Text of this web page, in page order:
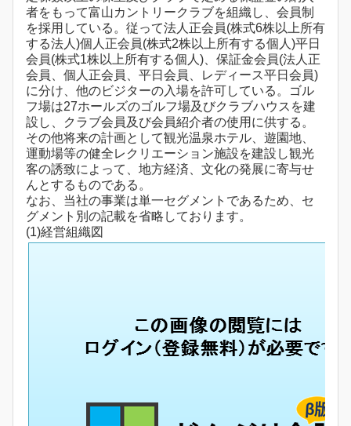
者をもって富山カントリークラブを組織し、会員制
を採用している。従って法人正会員(株式6株以上所有
する法人)個人正会員(株式2株以上所有する個人)平日
会員(株式1株以上所有する個人)、保証金会員(法人正
会員、個人正会員、平日会員、レディース平日会員)
に分け、他のビジターの入場を許可している。ゴル
フ場は27ホールズのゴルフ場及びクラブハウスを建
設し、クラブ会員及び会員紹介者の使用に供する。
その他将来の計画として観光温泉ホテル、遊園地、
運動場等の健全レクリエーション施設を建設し観光
客の誘致によって、地方経済、文化の発展に寄与せ
んとするものである。
なお、当社の事業は単一セグメントであるため、セ
グメント別の記載を省略しております。
(1)経営組織図